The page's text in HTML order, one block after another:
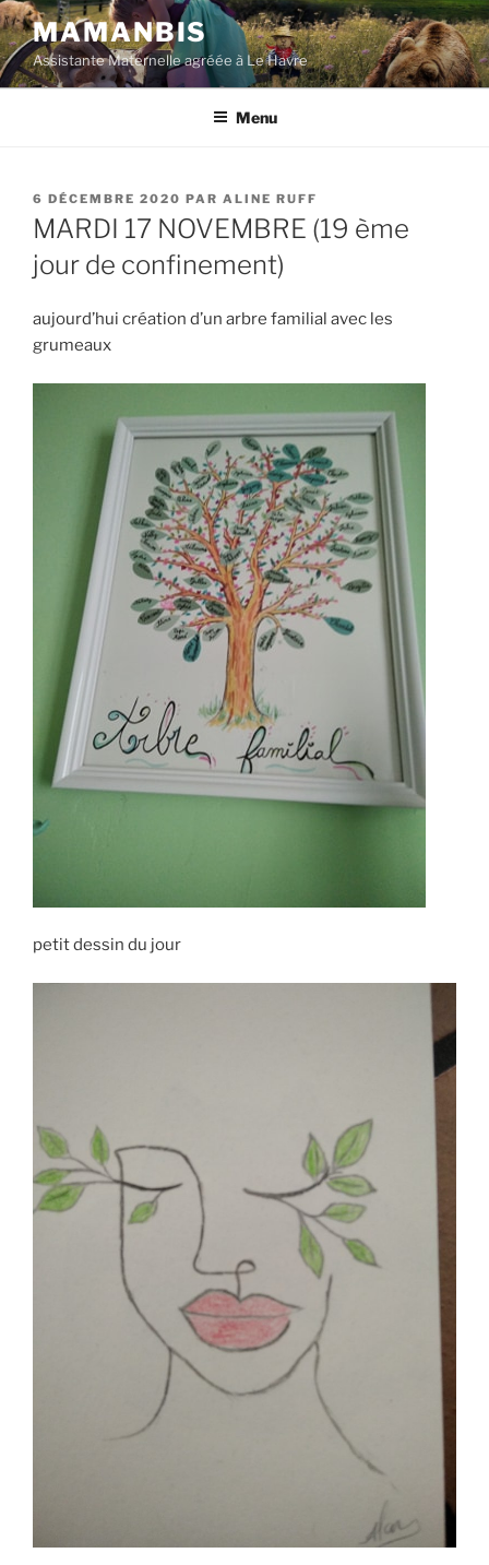
Aller
au
contenu
principal
MAMANBIS
Assistante Maternelle agréée à Le Havre
Menu
PUBLIÉ
LE
6 DÉCEMBRE 2020 PAR ALINE RUFF
MARDI 17 NOVEMBRE (19 ème
jour de confinement)
aujourd’hui création d’un arbre familial avec les
grumeaux
petit dessin du jour